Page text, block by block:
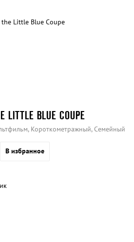
LITTLE BLUE COUPE
Короткометражный, Семейный
В избранное